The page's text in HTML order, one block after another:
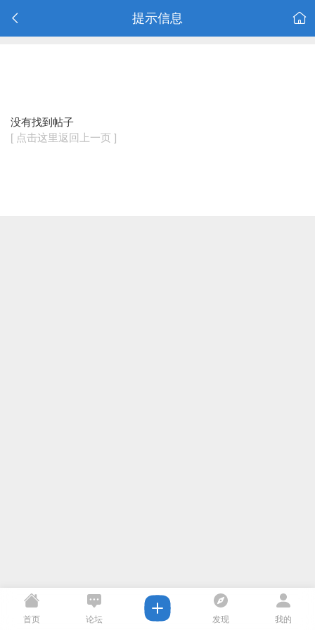
提示信息
没有找到帖子
[ 点击这里返回上一页 ]
首页 论坛 发现 我的